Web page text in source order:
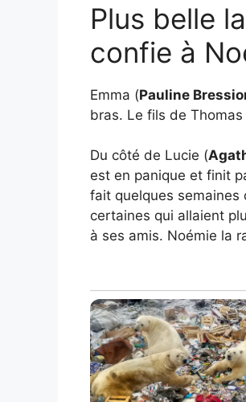
Plus belle
confie à
Emma (Pauline
bras. Le fils de Thomas
Du côté de Lucie (
est en panique et finit
fait quelques semaines
certaines qui allaient
à ses amis. Noémie la